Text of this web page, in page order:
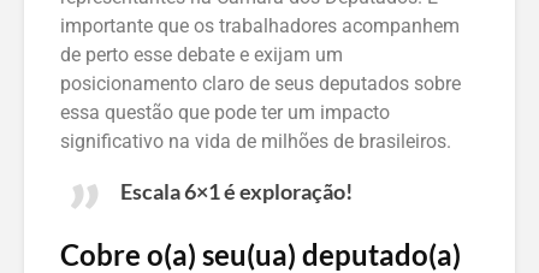
importante que os trabalhadores acompanhem
de perto esse debate e exijam um
posicionamento claro de seus deputados sobre
essa questão que pode ter um impacto
significativo na vida de milhões de brasileiros.
Escala 6×1 é exploração!
Cobre o(a) seu(ua) deputado(a)